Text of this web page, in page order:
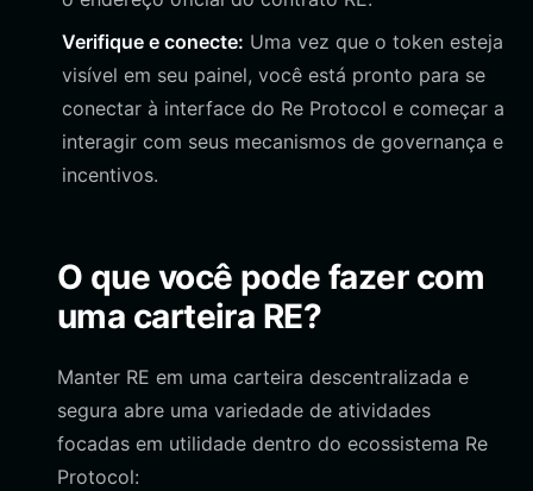
Verifique e conecte: Uma vez que o token esteja
visível em seu painel, você está pronto para se
conectar à interface do Re Protocol e começar a
interagir com seus mecanismos de governança e
incentivos.
O que você pode fazer com
uma carteira RE?
Manter RE em uma carteira descentralizada e
segura abre uma variedade de atividades
focadas em utilidade dentro do ecossistema Re
Protocol: